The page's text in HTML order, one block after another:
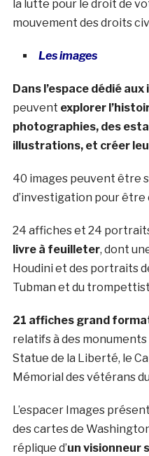
la lutte pour le droit de
mouvement des droits
Les images
Dans l’espace dédié aux
peuvent explorer
photographies, des
illustrations, et créer
40 images peuvent être
d’investigation pour être
24 affiches et 24
livre à feuilleter, dont
Houdini et des portraits
Tubman et du
21 affiches grand
relatifs à des
Statue de la Liberté, le
Mémorial des vétérans
L’espacer Images
des cartes de
réplique d’un visionneur